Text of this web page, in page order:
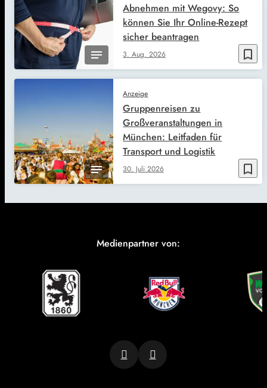
bookmark_border
3. Aug. 2026
Abnehmen mit Wegovy: So
können Sie Ihr Online-Rezept
sicher beantragen
bookmark_border
Anzeige
30. Juli 2026
Gruppenreisen zu
Großveranstaltungen in
München: Leitfaden für
Transport und Logistik
Medienpartner von: